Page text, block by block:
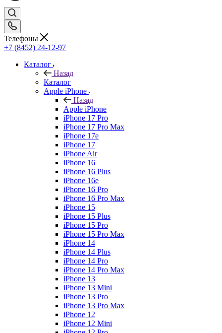
Телефоны
+7 (8452) 24-12-97
Каталог
Назад
Каталог
Apple iPhone
Назад
Apple iPhone
iPhone 17 Pro
iPhone 17 Pro Max
iPhone 17e
iPhone 17
iPhone Air
iPhone 16
iPhone 16 Plus
iPhone 16e
iPhone 16 Pro
iPhone 16 Pro Max
iPhone 15
iPhone 15 Plus
iPhone 15 Pro
iPhone 15 Pro Max
iPhone 14
iPhone 14 Plus
iPhone 14 Pro
iPhone 14 Pro Max
iPhone 13
iPhone 13 Mini
iPhone 13 Pro
iPhone 13 Pro Max
iPhone 12
iPhone 12 Mini